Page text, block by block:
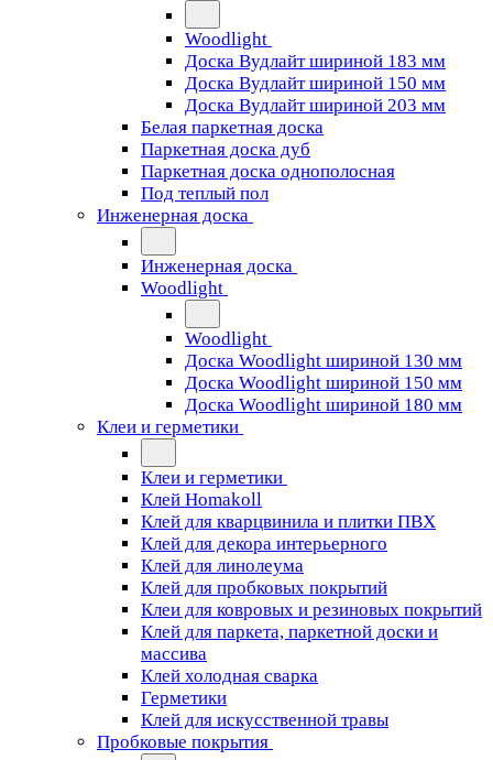
Woodlight
Доска Вудлайт шириной 183 мм
Доска Вудлайт шириной 150 мм
Доска Вудлайт шириной 203 мм
Белая паркетная доска
Паркетная доска дуб
Паркетная доска однополосная
Под теплый пол
Инженерная доска
Инженерная доска
Woodlight
Woodlight
Доска Woodlight шириной 130 мм
Доска Woodlight шириной 150 мм
Доска Woodlight шириной 180 мм
Клеи и герметики
Клеи и герметики
Клей Homakoll
Клей для кварцвинила и плитки ПВХ
Клей для декора интерьерного
Клей для линолеума
Клей для пробковых покрытий
Клеи для ковровых и резиновых покрытий
Клей для паркета, паркетной доски и
массива
Клей холодная сварка
Герметики
Клей для искусственной травы
Пробковые покрытия